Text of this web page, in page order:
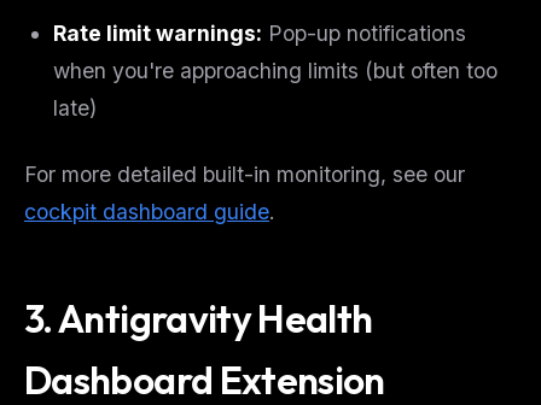
Rate limit warnings: Pop-up notifications
when you're approaching limits (but often too
late)
For more detailed built-in monitoring, see our
cockpit dashboard guide.
3. Antigravity Health
Dashboard Extension